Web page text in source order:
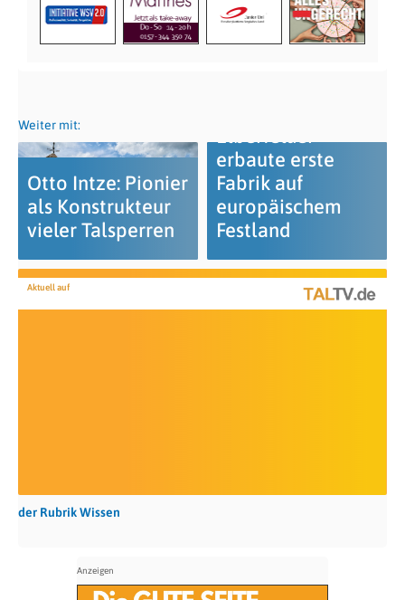
Weiter mit:
Otto Intze: Pionier
als Konstrukteur
vieler Talsperren
erbaute erste
Fabrik auf
europäischem
Festland
Aktuell auf
der Rubrik Wissen